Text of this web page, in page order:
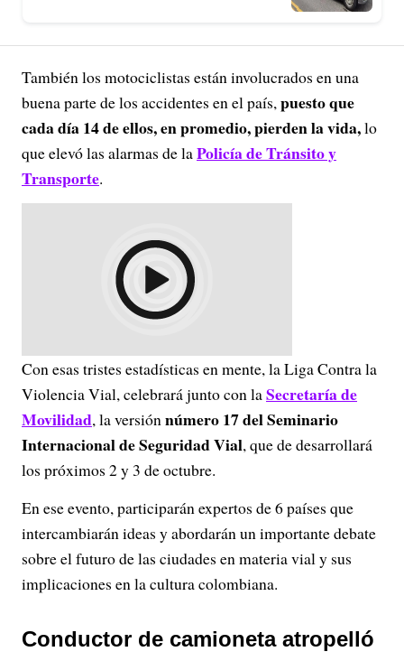
También los motociclistas están involucrados en una
buena parte de los accidentes en el país,puesto que
cada día 14 de ellos, en promedio, pierden la vida,lo
que elevó las alarmas de laPolicía de Tránsito y
Transporte.
Con esas tristes estadísticas en mente, la Liga Contra la
Violencia Vial, celebrará junto con laSecretaría de
Movilidad, la versiónnúmero 17 del Seminario
Internacional de Seguridad Vial, que de desarrollará
los próximos 2 y 3 de octubre.
En ese evento, participarán expertos de 6 países que
intercambiarán ideas y abordarán un importante debate
sobre el futuro de las ciudades en materia vial y sus
implicaciones en la cultura colombiana.
Conductor de camioneta atropelló